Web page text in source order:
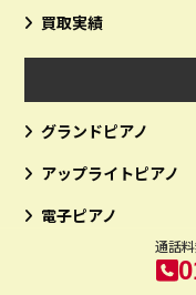
買取実績
グランドピアノ
アップライトピアノ
電子ピアノ
通話料